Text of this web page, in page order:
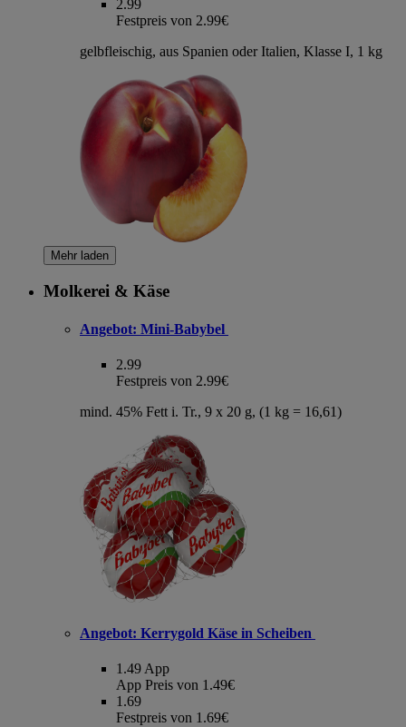
2.99
Festpreis von 2.99€
gelbfleischig, aus Spanien oder Italien, Klasse I, 1 kg
Mehr laden
Molkerei & Käse
Angebot: Mini-Babybel
2.99
Festpreis von 2.99€
mind. 45% Fett i. Tr., 9 x 20 g, (1 kg = 16,61)
Angebot: Kerrygold Käse in Scheiben
1.49 App
App Preis von 1.49€
1.69
Festpreis von 1.69€